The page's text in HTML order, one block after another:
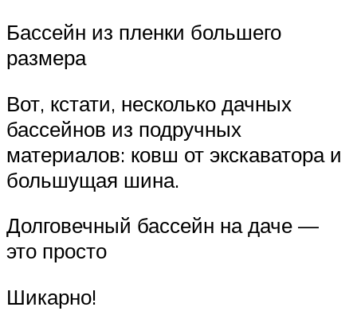
Бассейн из пленки большего
размера
Вот, кстати, несколько дачных
бассейнов из подручных
материалов: ковш от экскаватора и
большущая шина.
Долговечный бассейн на даче —
это просто
Шикарно!